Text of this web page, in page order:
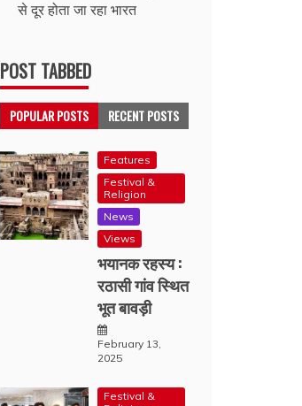
से दूर होता जा रहा भारत
POST TABBED
POPULAR POSTS RECENT POSTS
Features
Festival &
Religion
News
Views
भयानक रहस्य :
रठासी गांव स्थित
भूत बावड़ी
February 13,
2025
Festival &